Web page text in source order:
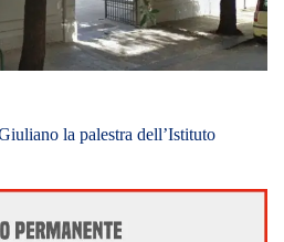
la palestra dell’Istituto